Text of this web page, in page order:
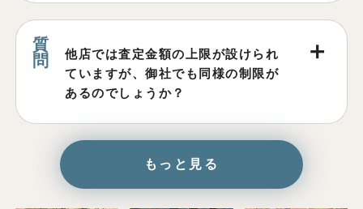
他店では査定金額の上限が設けられ
ていますが、御社でも同様の制限が
あるのでしょうか？
もっと見る